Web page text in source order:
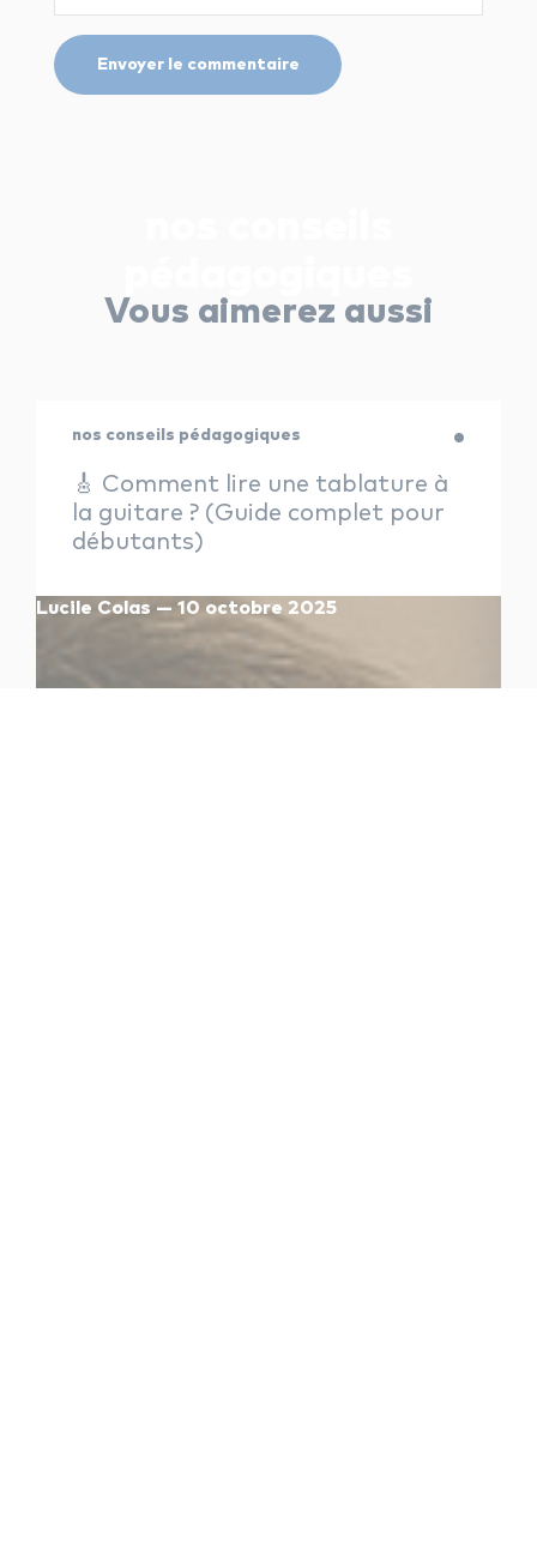
Vous aimerez aussi
nos conseils pédagogiques
🎸 Comment lire une tablature à
la guitare ? (Guide complet pour
débutants)
Lucile Colas — 10 octobre 2025